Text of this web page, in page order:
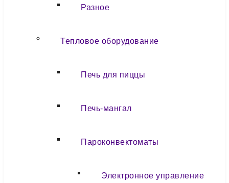
Разное
Тепловое оборудование
Печь для пиццы
Печь-мангал
Пароконвектоматы
Электронное управление